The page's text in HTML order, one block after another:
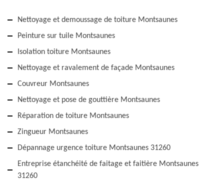
Nettoyage et demoussage de toiture Montsaunes
Peinture sur tuile Montsaunes
Isolation toiture Montsaunes
Nettoyage et ravalement de façade Montsaunes
Couvreur Montsaunes
Nettoyage et pose de gouttière Montsaunes
Réparation de toiture Montsaunes
Zingueur Montsaunes
Dépannage urgence toiture Montsaunes 31260
Entreprise étanchéité de faitage et faitière Montsaunes
31260